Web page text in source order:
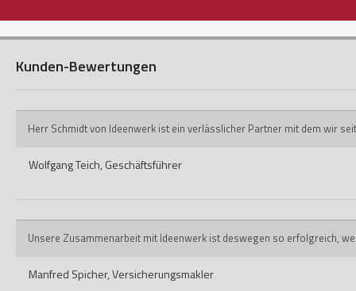
Kunden-Bewertungen
Herr Schmidt von Ideenwerk ist ein verlässlicher Partner mit dem wir
Wolfgang Teich, Geschäftsführer
Unsere Zusammenarbeit mit Ideenwerk ist deswegen so erfolgreich,
Manfred Spicher,Versicherungsmakler